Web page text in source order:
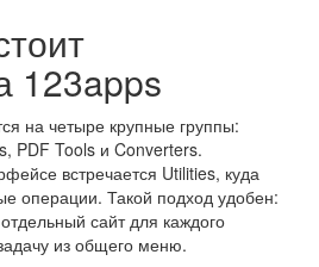
123apps
на четыре крупные группы:
PDF Tools и Converters.
встречается Utilities, куда
операции. Такой подход удобен:
сайт для каждого
из общего меню.